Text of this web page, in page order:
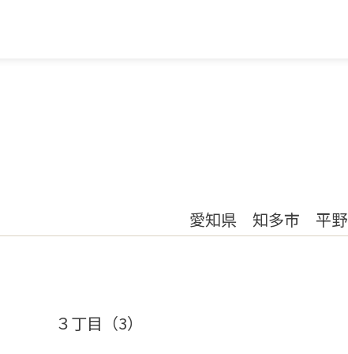
愛知県 知多市 平野
３丁目（3）